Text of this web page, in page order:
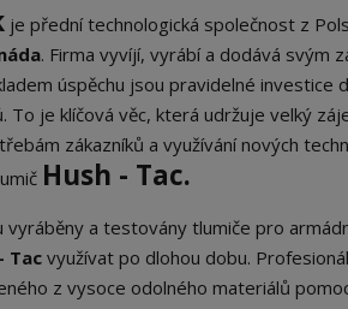
je přední technologická společnost z
. Firma vyvíjí, vyrábí a dodává svým
úspěchu jsou pravidelné
To je klíčová věc, která udržuje velký
zákazníků a využívání nových
Hush - Tac.
vyráběny a testovány tlumiče pro
Tacvyužívat po dlohou dobu.
z vysoce odolného materiálů